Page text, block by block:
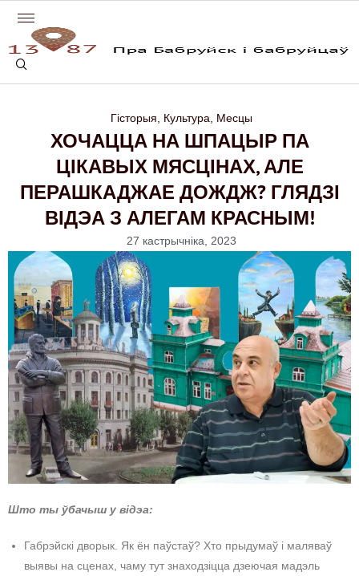
Гісторыя Культура Месцы
ХОЧАЦЦА НА ШПАЦЫР ПА
ЦІКАВЫХ МЯСЦІНАХ, АЛЕ
ПЕРАШКАДЖАЕ ДОЖДЖ? ГЛЯДЗІ
ВІДЭА З АЛЕГАМ КРАСНЫМ!
27 кастрычніка, 2023
Што ты ўбачыш у відэа:
Габрэйскі дворык. Як ён паўстаў? Хто прыдумаў і маляваў
выявы на сценах, чаму тут знаходзіцца дзеючая мадэль